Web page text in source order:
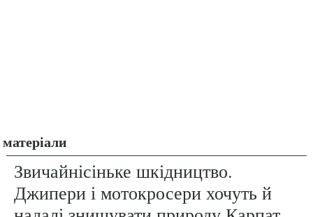
матеріали
Звичайнісіньке шкідництво.
Джипери і мотокросери хочуть й